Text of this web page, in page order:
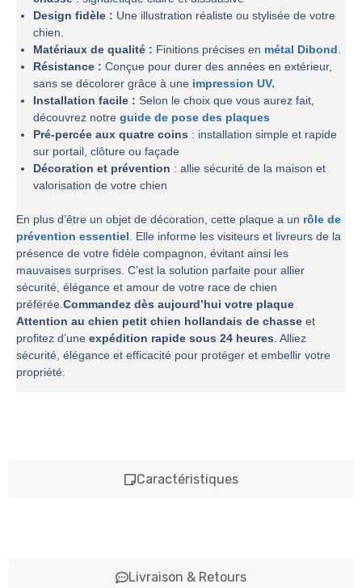
Caractéristiques
Livraison & Retours
Design fidèle : Une illustration réaliste ou stylisée de votre
chien.
Matériaux de qualité : Finitions précises en métal Dibond.
Résistance : Conçue pour durer des années en extérieur,
sans se décolorer grâce à une impression UV.
Installation facile : Selon le choix que vous aurez fait,
découvrez notre guide de pose des plaques
Pré-percée aux quatre coins : installation simple et rapide
sur portail, clôture ou façade
Décoration et prévention : allie sécurité de la maison et
valorisation de votre chien
En plus d’être un objet de décoration, cette plaque a un rôle de
prévention essentiel. Elle informe les visiteurs et livreurs de la
présence de votre fidèle compagnon, évitant ainsi les
mauvaises surprises. C’est la solution parfaite pour allier
sécurité, élégance et amour de votre race de chien
préférée.Commandez dès aujourd’hui votre plaque
Attention au chien petit chien hollandais de chasse et
profitez d’une expédition rapide sous 24 heures. Alliez
sécurité, élégance et efficacité pour protéger et embellir votre
propriété.